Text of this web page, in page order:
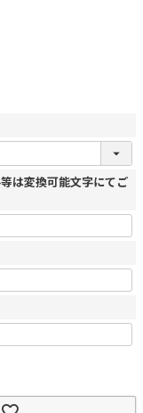
は変換可能文字にてご